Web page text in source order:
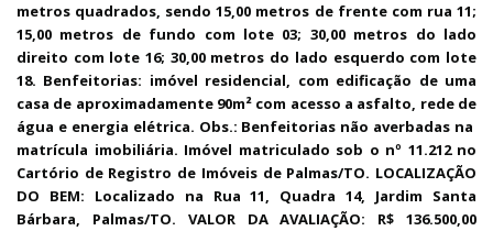
metros quadrados, sendo 15,00 metros de frente com rua 11;
15,00 metros de fundo com lote 03; 30,00 metros do lado
direito com lote 16; 30,00 metros do lado esquerdo com lote
18. Benfeitorias: imóvel residencial, com edificação de uma
casa de aproximadamente 90m² com acesso a asfalto, rede de
água e energia elétrica. Obs.: Benfeitorias não averbadas na
matrícula imobiliária. Imóvel matriculado sob o nº 11.212 no
Cartório de Registro de Imóveis de Palmas/TO. LOCALIZAÇÃO
DO BEM: Localizado na Rua 11, Quadra 14, Jardim Santa
Bárbara, Palmas/TO. VALOR DA AVALIAÇÃO: R$ 136.500,00